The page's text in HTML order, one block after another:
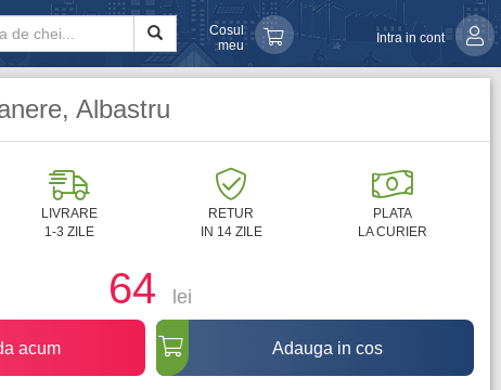
Cosul
meu
Intra in cont
Albastru
LIVRARE
1-3 ZILE
RETUR
IN 14 ZILE
PLATA
LA CURIER
64 lei
acum Adauga in cos